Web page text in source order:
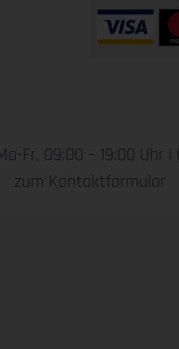
Fr, 09:00 – 19:00 Uhr |
zum Kontaktformular